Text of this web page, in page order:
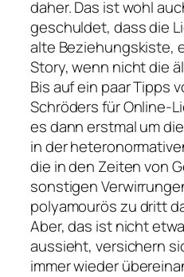
daher. Das ist wohl
geschuldet, dass die
alte Beziehungskiste,
Story, wenn nicht die
Bis auf ein paar Tipps
Schröders für Online-
es dann erstmal um
in der
die in den Zeiten von
sonstigen
polyamourös zu dritt
Aber, das ist nicht
aussieht, versichern
immer wieder